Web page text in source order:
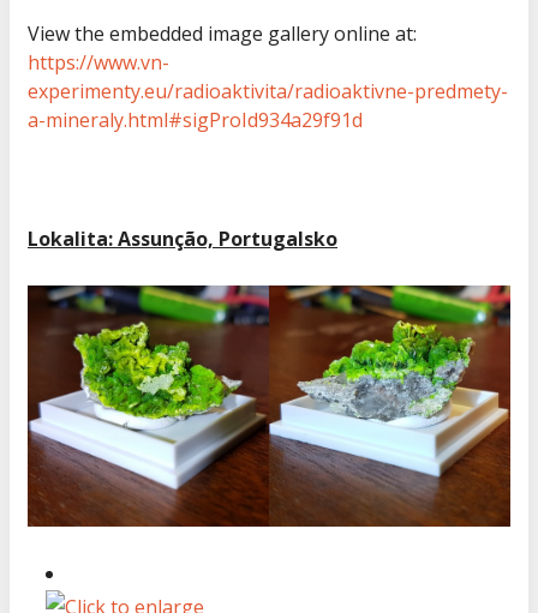
View the embedded image gallery online at:
https://www.vn-
experimenty.eu/radioaktivita/radioaktivne-predmety-
a-mineraly.html#sigProId934a29f91d
Lokalita: Assunção, Portugalsko